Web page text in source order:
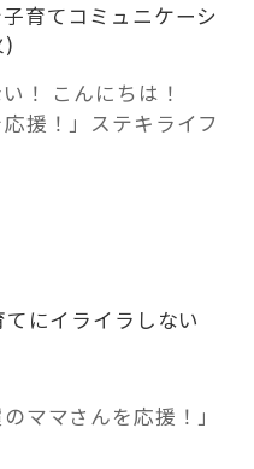
リノベ事例
ー紹介
住み替え相談
育てコミュニケーシ
！ こんにちは！
援！」ステキライフ
にイライラしない
ママさんを応援！」